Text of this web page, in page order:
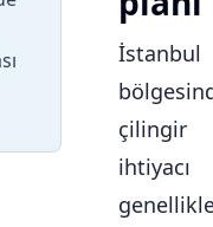
İstanbul
çilingir
ihtiyacı